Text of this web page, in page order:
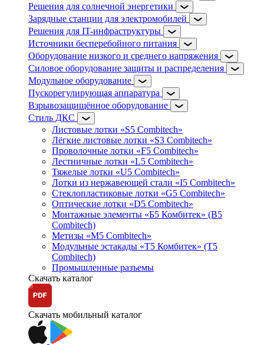
Решения для солнечной энергетики
Зарядные станции для электромобилей
Решения для IT-инфраструктуры
Источники бесперебойного питания
Оборудование низкого и среднего напряжения
Силовое оборудование защиты и распределения
Модульное оборудование
Пускорегулирующая аппаратура
Взрывозащищённое оборудование
Стиль ДКС
Листовые лотки «S5 Combitech»
Лёгкие листовые лотки «S3 Combitech»
Проволочные лотки «F5 Combitech»
Лестничные лотки «L5 Combitech»
Тяжелые лотки «U5 Combitech»
Лотки из нержавеющей стали «I5 Combitech»
Стеклопластиковые лотки «G5 Combitech»
Оптические лотки «D5 Combitech»
Монтажные элементы «Б5 Комбитек» (B5
Combitech)
Метизы «M5 Combitech»
Модульные эстакады «Т5 Комбитек» (T5
Combitech)
Промышленные разъемы
Скачать каталог
Скачать мобильный каталог